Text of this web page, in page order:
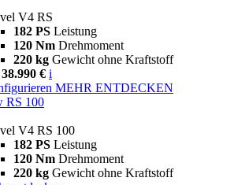
V4 RS
182 PS Leistung
120 Nm Drehmoment
220 kg Gewicht ohne Kraftstoff
€ i
MEHR ENTDECKEN
RS 100
V4 RS 100
182 PS Leistung
120 Nm Drehmoment
220 kg Gewicht ohne Kraftstoff